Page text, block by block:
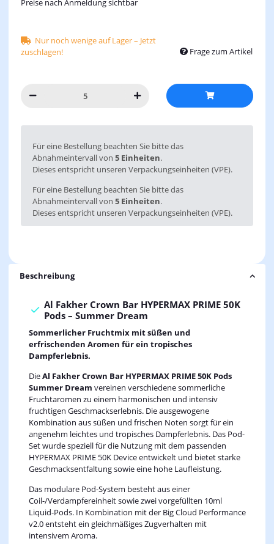
Preise nach Anmeldung sichtbar
Nur noch wenige auf Lager – Jetzt
zuschlagen!
Frage zum Artikel
Für eine Bestellung beachten Sie bitte das
Abnahmeintervall von 5 Einheiten.
Dieses entspricht unseren Verpackungseinheiten (VPE).
Für eine Bestellung beachten Sie bitte das
Abnahmeintervall von 5 Einheiten.
Dieses entspricht unseren Verpackungseinheiten (VPE).
Beschreibung
Al Fakher Crown Bar HYPERMAX PRIME 50K
Pods – Summer Dream
Sommerlicher Fruchtmix mit süßen und
erfrischenden Aromen für ein tropisches
Dampferlebnis.
DieAl Fakher Crown Bar HYPERMAX PRIME 50K Pods
Summer Dream vereinen verschiedene sommerliche
Fruchtaromen zu einem harmonischen und intensiv
fruchtigen Geschmackserlebnis. Die ausgewogene
Kombination aus süßen und frischen Noten sorgt für ein
angenehm leichtes und tropisches Dampferlebnis. Das Pod-
Set wurde speziell für die Nutzung mit dem passenden
HYPERMAX PRIME 50K Device entwickelt und bietet starke
Geschmacksentfaltung sowie eine hohe Laufleistung.
Das modulare Pod-System besteht aus einer
Coil-/Verdampfereinheit sowie zwei vorgefüllten 10ml
Liquid-Pods. In Kombination mit der Big Cloud Performance
v2.0 entsteht ein gleichmäßiges Zugverhalten mit
intensivem Aroma.